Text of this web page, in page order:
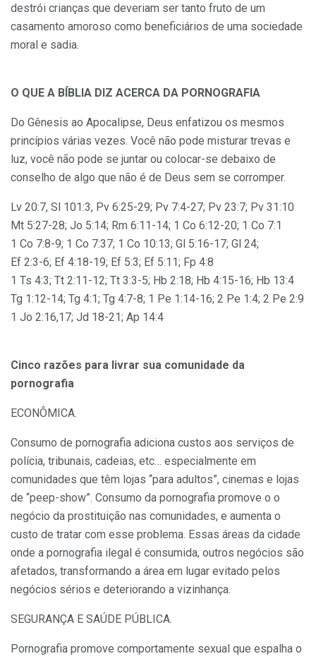
destrói crianças que deveriam ser tanto fruto de um
casamento amoroso como beneficiários de uma sociedade
moral e sadia.
O QUE A BÍBLIA DIZ ACERCA DA PORNOGRAFIA
Do Gênesis ao Apocalipse, Deus enfatizou os mesmos
princípios várias vezes. Você não pode misturar trevas e
luz, você não pode se juntar ou colocar-se debaixo de
conselho de algo que não é de Deus sem se corromper.
Lv 20:7, Sl 101:3, Pv 6:25-29; Pv 7:4-27; Pv 23:7; Pv 31:10
Mt 5:27-28; Jo 5:14; Rm 6:11-14; 1 Co 6:12-20; 1 Co 7:1
1 Co 7:8-9; 1 Co 7:37; 1 Co 10:13; Gl 5:16-17; Gl 24;
Ef 2:3-6; Ef 4:18-19; Ef 5:3; Ef 5:11; Fp 4:8
1 Ts 4:3; Tt 2:11-12; Tt 3:3-5; Hb 2:18; Hb 4:15-16; Hb 13:4
Tg 1:12-14; Tg 4:1; Tg 4:7-8; 1 Pe 1:14-16; 2 Pe 1:4; 2 Pe 2:9
1 Jo 2:16,17; Jd 18-21; Ap 14:4
Cinco razões para livrar sua comunidade da
pornografia
ECONÔMICA.
Consumo de pornografia adiciona custos aos serviços de
polícia, tribunais, cadeias, etc… especialmente em
comunidades que têm lojas “para adultos”, cinemas e lojas
de “peep-show”. Consumo da pornografia promove o o
negócio da prostituição nas comunidades, e aumenta o
custo de tratar com esse problema. Essas áreas da cidade
onde a pornografia ilegal é consumida, outros negócios são
afetados, transformando a área em lugar evitado pelos
negócios sérios e deteriorando a vizinhança.
SEGURANÇA E SAÚDE PÚBLICA.
Pornografia promove comportamente sexual que espalha o